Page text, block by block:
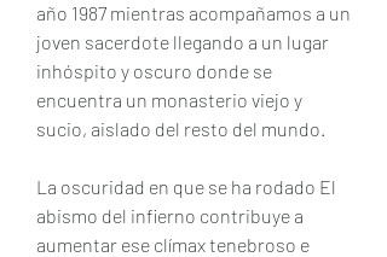
año 1987 mientras acompañamos a un
joven sacerdote llegando a un lugar
inhóspito y oscuro donde se
encuentra un monasterio viejo y
sucio, aislado del resto del mundo.
La oscuridad en que se ha rodado El
abismo del infierno contribuye a
aumentar ese clímax tenebroso e